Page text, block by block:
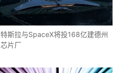
特斯拉与SpaceX将投168亿建德州
芯片厂